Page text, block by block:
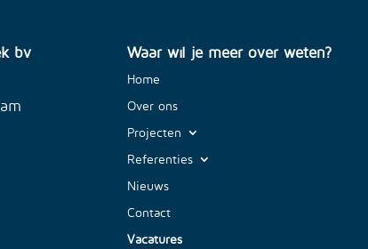
bv
Waar wil je meer over weten?
Home
Over ons
Projecten
Referenties
Nieuws
Contact
Vacatures